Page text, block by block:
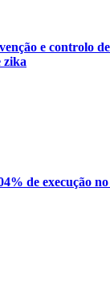
e controlo
zika
de execução no